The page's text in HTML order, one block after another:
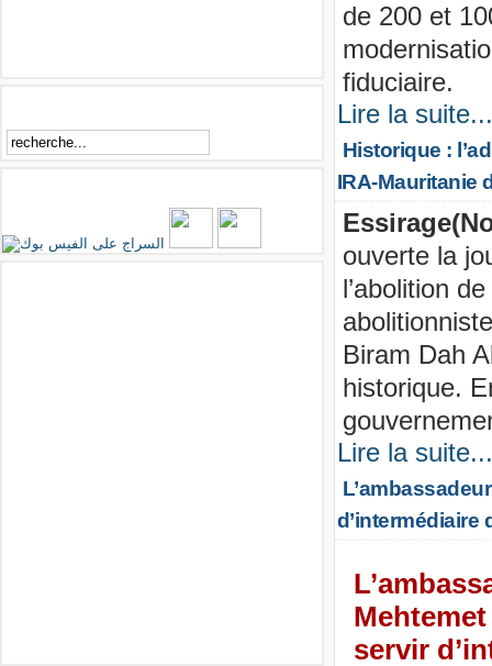
de 200 et
fiduciaire.
Lire la suite...
Historique :
IRA-Mauritanie
ouverte la
l’abolition
Biram Dah
historique.
Lire la suite...
d’intermédiaire
servir